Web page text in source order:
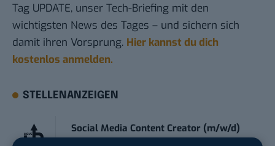
Tag UPDATE, unser Tech-Briefing mit den
wichtigsten News des Tages – und sichern sich
damit ihren Vorsprung. Hier kannst du dich
kostenlos anmelden.
STELLENANZEIGEN
Social Media Content Creator (m/w/d)